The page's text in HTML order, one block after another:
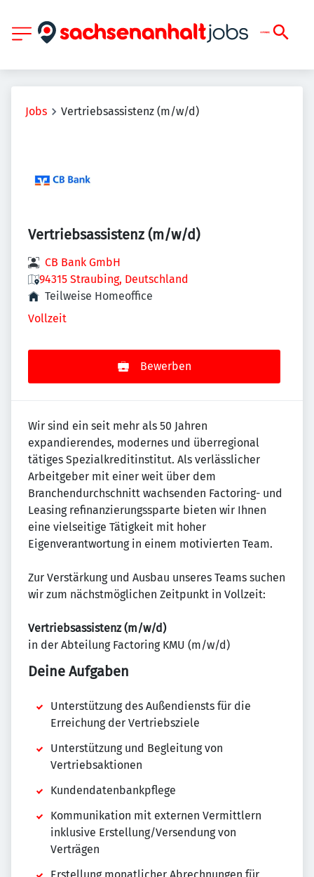
Jobs Vertriebsassistenz (m/w/d)
Vertriebsassistenz (m/w/d)
CB Bank GmbH
94315 Straubing, Deutschland
Teilweise Homeoffice
Vollzeit
Bewerben
Wir sind ein seit mehr als 50 Jahren
expandierendes, modernes und überregional
tätiges Spezialkreditinstitut. Als verlässlicher
Arbeitgeber mit einer weit über dem
Branchendurchschnitt wachsenden Factoring- und
Leasing refinanzierungssparte bieten wir Ihnen
eine vielseitige Tätigkeit mit hoher
Eigenverantwortung in einem motivierten Team.
Zur Verstärkung und Ausbau unseres Teams suchen
wir zum nächstmöglichen Zeitpunkt in Vollzeit:
Vertriebsassistenz (m/w/d)
in der Abteilung Factoring KMU (m/w/d)
Deine Aufgaben
Unterstützung des Außendiensts für die
Erreichung der Vertriebsziele
Unterstützung und Begleitung von
Vertriebsaktionen
Kundendatenbankpflege
Kommunikation mit externen Vermittlern
inklusive Erstellung/Versendung von
Verträgen